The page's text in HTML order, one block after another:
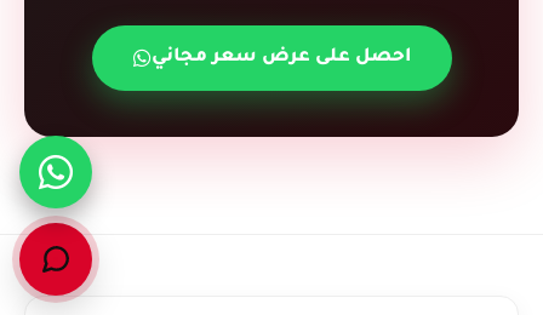
احصل على عرض سعر مجاني